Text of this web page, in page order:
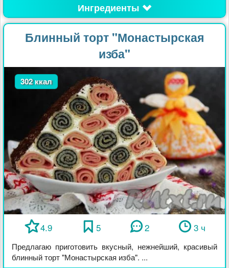
Ингредиенты
Блинный торт "Монастырская
изба"
302 ккал
4.9 5 2 3 ч
Предлагаю приготовить вкусный, нежнейший, красивый
блинный торт "Монастырская изба". ...